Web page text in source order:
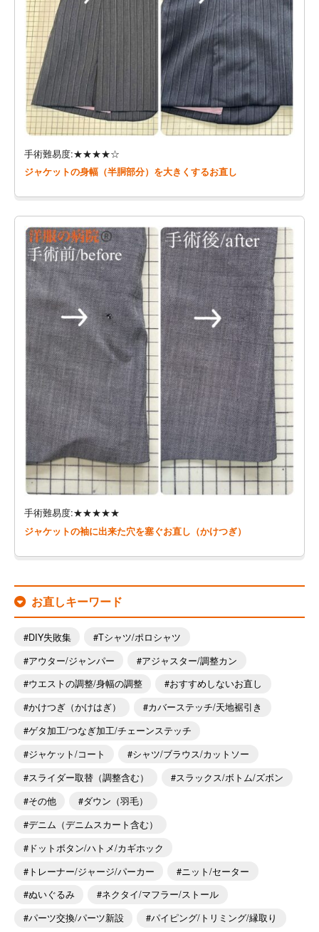
手術難易度:★★★★☆
ジャケットの身幅（半胴部分）を大きくするお直し
手術難易度:★★★★★
ジャケットの袖に出来た穴を塞ぐお直し（かけつぎ）
お直しキーワード
DIY失敗集
Tシャツ/ポロシャツ
アウター/ジャンパー
アジャスター/調整カン
ウエストの調整/身幅の調整
おすすめしないお直し
かけつぎ（かけはぎ）
カバーステッチ/天地裾引き
ゲタ加工/つなぎ加工/チェーンステッチ
ジャケット/コート
シャツ/ブラウス/カットソー
スライダー取替（調整含む）
スラックス/ボトム/ズボン
その他
ダウン（羽毛）
デニム（デニムスカート含む）
ドットボタン/ハトメ/カギホック
トレーナー/ジャージ/パーカー
ニット/セーター
ぬいぐるみ
ネクタイ/マフラー/ストール
パーツ交換/パーツ新設
パイピング/トリミング/縁取り